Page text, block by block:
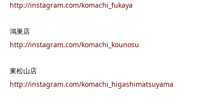
http://instagram.com/komachi_fukaya
鴻巣店
http://instagram.com/komachi_kounosu
東松山店
http://instagram.com/komachi_higashimatsuyama